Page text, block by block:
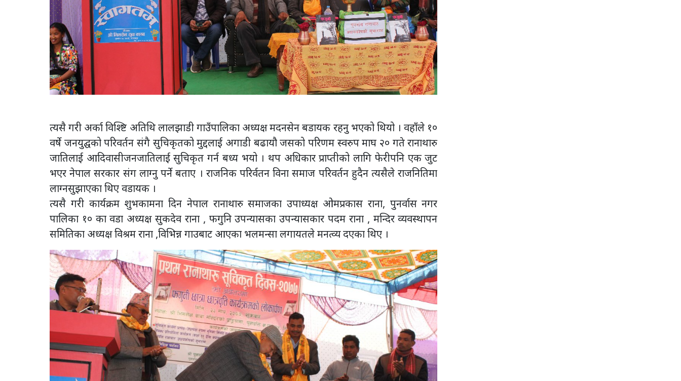
त्यसै गरी अर्का विश्ष्टि अतिथि लालझाडी गाउँपालिका अध्यक्ष मदनसेन बडायक रहनु भएको थियो । वहाँले १०
वर्षे जनयुद्घको परिवर्तन संगै सुचिकृतको मुद्दलाई अगाडी बढायौ जसको परिणम स्वरुप माघ २० गते रानाथारु
जातिलाई आदिवासीजनजातिलाई सुचिकृत गर्न बध्य भयो । थप अधिकार प्राप्तीको लागि फेरीपनि एक जुट
भएर नेपाल सरकार संग लाग्नु पर्ने बताए । राजनिक परिर्वतन विना समाज परिवर्तन हुदैन त्यसैले राजनितिमा
लाग्नसुझाएका थिए वडायक ।
त्यसै गरी कार्यक्रम शुभकामना दिन नेपाल रानाथारु समाजका उपाध्यक्ष ओमप्रकास राना, पुनर्वास नगर
पालिका १० का वडा अध्यक्ष सुकदेव राना , फगुनि उपन्यासका उपन्यासकार पदम राना , मन्दिर व्यवस्थापन
समितिका अध्यक्ष विश्रम राना ,विभिन्न गाउबाट आएका भलमन्सा लगायतले मनत्व्य दएका थिए ।